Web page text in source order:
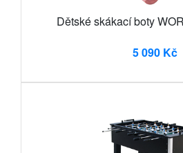
Dětské skákací boty
5 090 Kč